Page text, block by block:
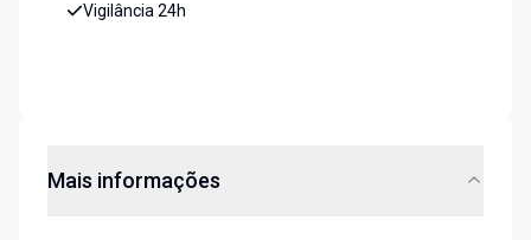
Vigilância 24h
Mais informações